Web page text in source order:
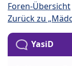
Foren-Übersicht
Zurück zu
YasiD